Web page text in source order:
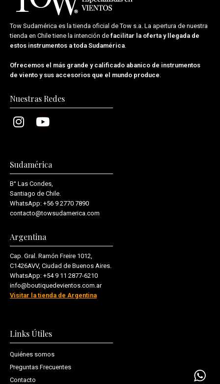
Tow Sudamérica es la tienda oficial deTow s.a. La apertura de nuestra
tienda en Chile tiene la intención de facilitar la oferta y llegada de
estos instrumentos a toda Sudamérica.
Ofrecemos el más grande y calificado abanico de instrumentos
de viento y sus accesorios que el mundo produce.
Nuestras Redes
Sudamérica
B° Las Condes,
Santiago de Chile.
WhatsApp: +56 9 2770 7890
contacto@towsudamerica.com
Argentina
Cap. Gral. Ramón Freire 1012,
C1426AVV, Ciudad de Buenos Aires.
WhatsApp: +54 9 11 2877-6210
info@boutiquedevientos.com.ar
Visitar la tienda de Argentina
Links Útiles
Quiénes somos
Preguntas Frecuentes
Contacto